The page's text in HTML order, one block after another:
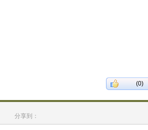
(0)
分享到：